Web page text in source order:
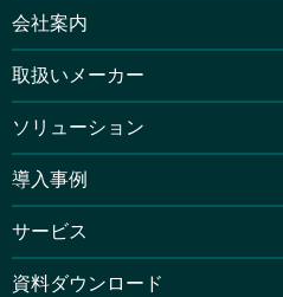
会社案内
取扱いメーカー
ソリューション
導入事例
サービス
資料ダウンロード